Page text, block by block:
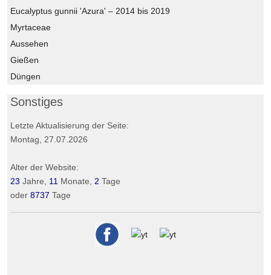
Eucalyptus gunnii 'Azura' – 2014 bis 2019
Myrtaceae
Aussehen
Gießen
Düngen
Sonstiges
Letzte Aktualisierung der Seite:
Montag, 27.07.2026
Alter der Website:
23 Jahre, 11 Monate, 2 Tage
oder 8737 Tage